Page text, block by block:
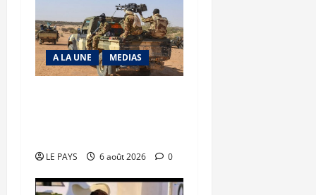
A LA UNE MEDIAS
LE PAYS 6 août 2026 0